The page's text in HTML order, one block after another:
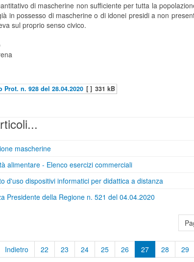
di mascherine non sufficiente per tutta la
in possesso di mascherine o di idonei presidi a non
sul proprio senso civico.
Prot. n. 928 del 28.04.2020 [ ] 331 kB
mascherine
alimentare - Elenco esercizi commerciali
d'uso dispositivi informatici per didattica a distanza
Presidente della Regione n. 521 del 04.04.2020
Indietro 22 23 24 25 26 27 28 29